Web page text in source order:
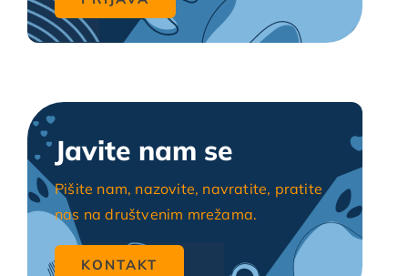
Javite nam se
Pišite nam, nazovite, navratite, pratite
nas na društvenim mrežama.
KONTAKT